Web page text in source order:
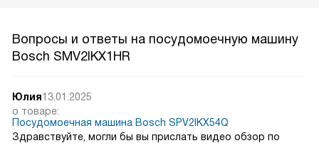
Вопросы и ответы на посудомоечную машину
Bosch SMV2IKX1HR
Юлия13.01.2025
о товаре:
Посудомоечная машина Bosch SPV2IKX54Q
Здравствуйте, могли бы вы прислать видео обзор по